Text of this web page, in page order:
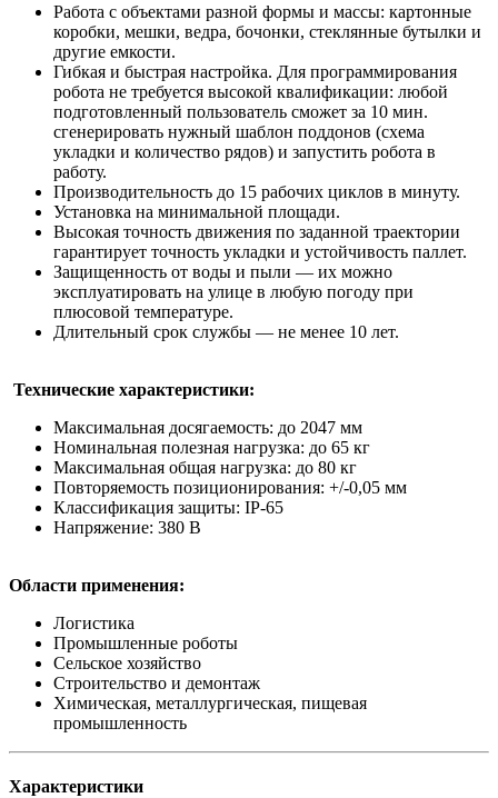
Работа с объектами разной формы и массы: картонные
коробки, мешки, ведра, бочонки, стеклянные бутылки и
другие емкости.
Гибкая и быстрая настройка. Для программирования
робота не требуется высокой квалификации: любой
подготовленный пользователь сможет за 10 мин.
сгенерировать нужный шаблон поддонов (схема
укладки и количество рядов) и запустить робота в
работу.
Производительность до 15 рабочих циклов в минуту.
Установка на минимальной площади.
Высокая точность движения по заданной траектории
гарантирует точность укладки и устойчивость паллет.
Защищенность от воды и пыли — их можно
эксплуатировать на улице в любую погоду при
плюсовой температуре.
Длительный срок службы — не менее 10 лет.
Технические характеристики:
Максимальная досягаемость: до 2047 мм
Номинальная полезная нагрузка: до 65 кг
Максимальная общая нагрузка: до 80 кг
Повторяемость позиционирования: +/-0,05 мм
Классификация защиты: IP-65
Напряжение: 380 В
Области применения:
Логистика
Промышленные роботы
Сельское хозяйство
Строительство и демонтаж
Химическая, металлургическая, пищевая
промышленность
Характеристики